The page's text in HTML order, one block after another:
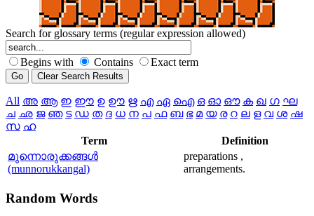
Search for glossary terms (regular expression allowed)
Begins with Contains Exact term
All അ ആ ഇ ഈ ഉ ഊ ഋ എ ഏ ഐ ഒ ഓ ഔ ക ഖ ഗ ഘ
ച ഛ ജ ഞ ട ഡ ത ദ ധ ന പ ഫ ബ ഭ മ യ ര റ ല ള വ ശ ഷ
സ ഹ
Term
Definition
മുന്നൊരുക്കങ്ങള്‍
(munnorukkangal)
preparations ,
arrangements.
Random Words